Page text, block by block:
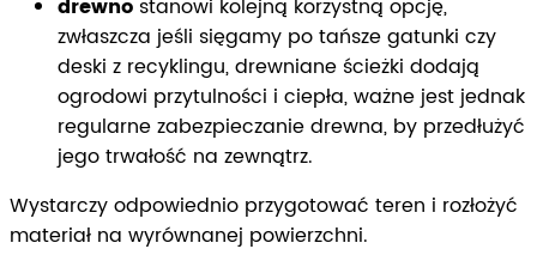
drewno stanowi kolejną korzystną opcję,
zwłaszcza jeśli sięgamy po tańsze gatunki czy
deski z recyklingu, drewniane ścieżki dodają
ogrodowi przytulności i ciepła, ważne jest jednak
regularne zabezpieczanie drewna, by przedłużyć
jego trwałość na zewnątrz.
Wystarczy odpowiednio przygotować teren i rozłożyć
materiał na wyrównanej powierzchni.